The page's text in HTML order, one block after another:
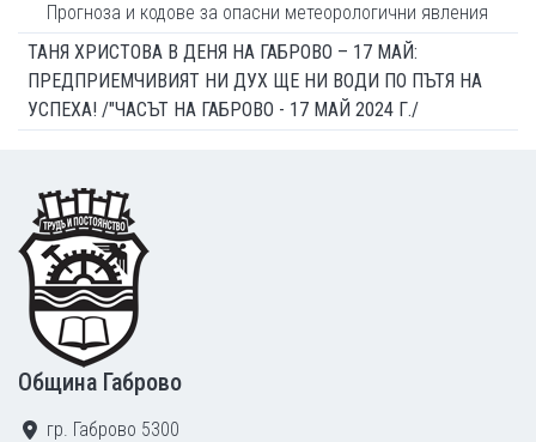
Прогноза и кодове за опасни метеорологични явления
ТАНЯ ХРИСТОВА В ДЕНЯ НА ГАБРОВО – 17 МАЙ:
ПРЕДПРИЕМЧИВИЯТ НИ ДУХ ЩЕ НИ ВОДИ ПО ПЪТЯ НА
УСПЕХА! /"ЧАСЪТ НА ГАБРОВО - 17 МАЙ 2024 Г./
Footer
Община Габрово
гр. Габрово 5300